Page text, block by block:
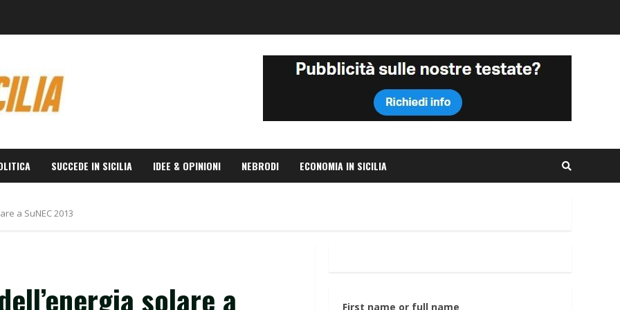
SUCCEDE IN SICILIA IDEE & OPINIONI NEBRODI ECONOMIA IN SICILIA
a SuNEC 2013
solare a
First name or full name